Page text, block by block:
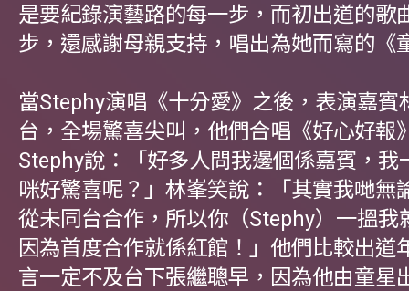
是要紀錄演藝路的每一步，而初出道的歌
步，還感謝母親支持，唱出為她而寫的《
當Stephy演唱《十分愛》之後，表演嘉賓
台，全場驚喜尖叫，他們合唱《好心好報
Stephy說：「好多人問我邊個係嘉賓，我
咪好驚喜呢？」林峯笑說：「其實我哋無
從未同台合作，所以你（Stephy）一搵我
因為首度合作就係紅館！」他們比較出道
言一定不及台下張繼聰早，因為他由童星